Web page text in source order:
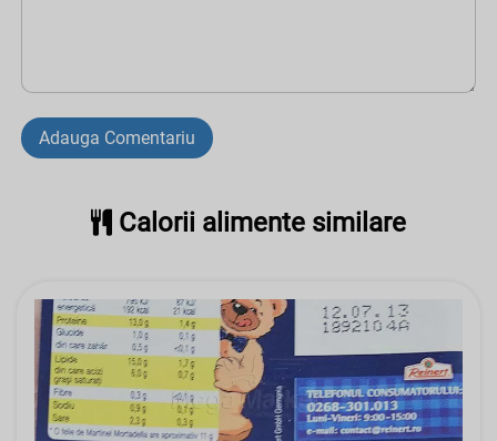
Adauga Comentariu
Calorii alimente similare